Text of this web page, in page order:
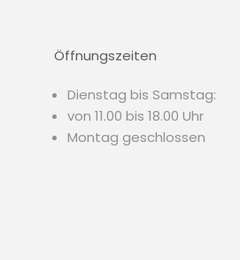
Öffnungszeiten
Dienstag bis Samstag:
von 11.00 bis 18.00 Uhr
Montag geschlossen